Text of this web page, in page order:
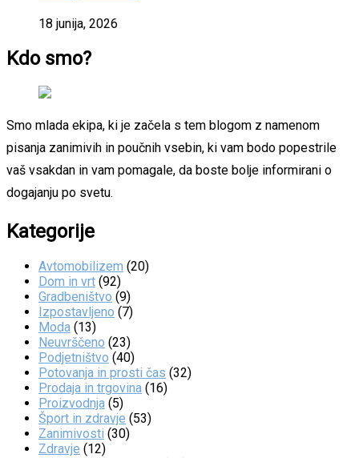
18 junija, 2026
Kdo smo?
Smo mlada ekipa, ki je začela s tem blogom z namenom
pisanja zanimivih in poučnih vsebin, ki vam bodo popestrile
vaš vsakdan in vam pomagale, da boste bolje informirani o
dogajanju po svetu.
Kategorije
Avtomobilizem (20)
Dom in vrt (92)
Gradbeništvo (9)
Izpostavljeno (7)
Moda (13)
Neuvrščeno (23)
Podjetništvo (40)
Potovanja in prosti čas (32)
Prodaja in trgovina (16)
Proizvodnja (5)
Šport in zdravje (53)
Zanimivosti (30)
Zdravje (12)